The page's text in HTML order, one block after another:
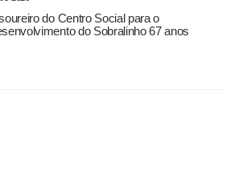
do Centro Social para o
do Sobralinho 67 anos